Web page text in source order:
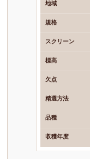
地域
規格
スクリーン
標高
欠点
精選方法
品種
収穫年度